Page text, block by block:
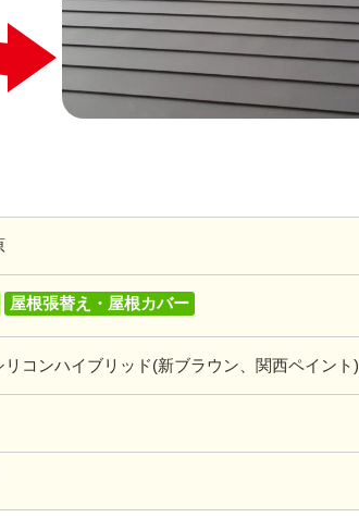
屋根張替え・屋根カバー
リコンハイブリッド(新ブラウン、関西ペイント)